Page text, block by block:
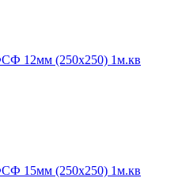
12мм (250х250) 1м.кв
15мм (250х250) 1м.кв